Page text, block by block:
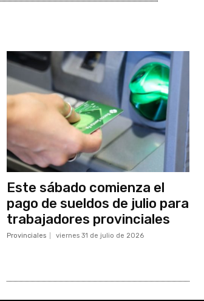
Este sábado comienza el
pago de sueldos de julio para
trabajadores provinciales
Provinciales viernes 31 de julio de 2026